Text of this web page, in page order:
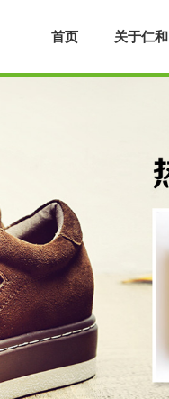
首页 关于仁和